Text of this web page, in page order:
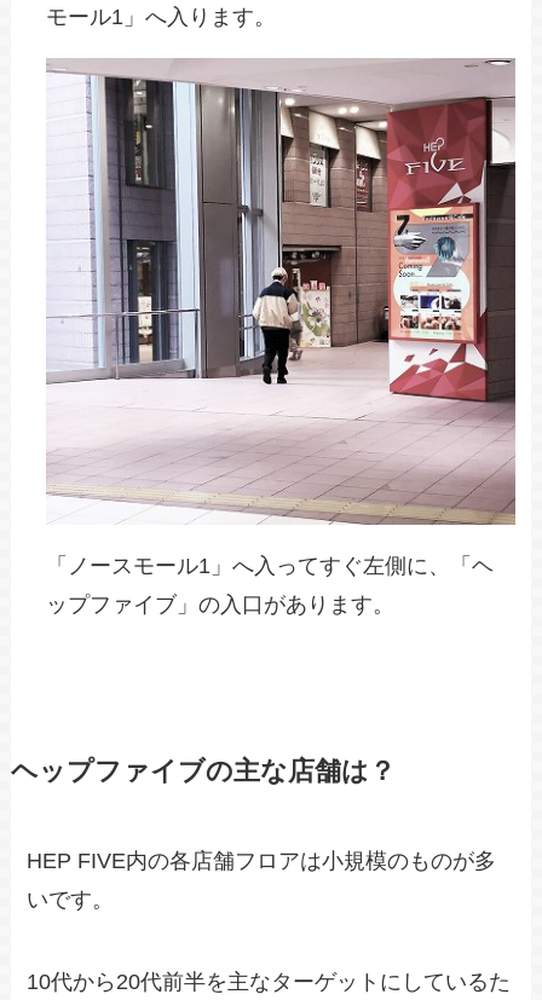
モール1」へ入ります。
「ノースモール1」へ入ってすぐ左側に、「ヘ
ップファイブ」の入口があります。
ヘップファイブの主な店舗は？
HEP FIVE内の各店舗フロアは小規模のものが多
いです。
10代から20代前半を主なターゲットにしているた